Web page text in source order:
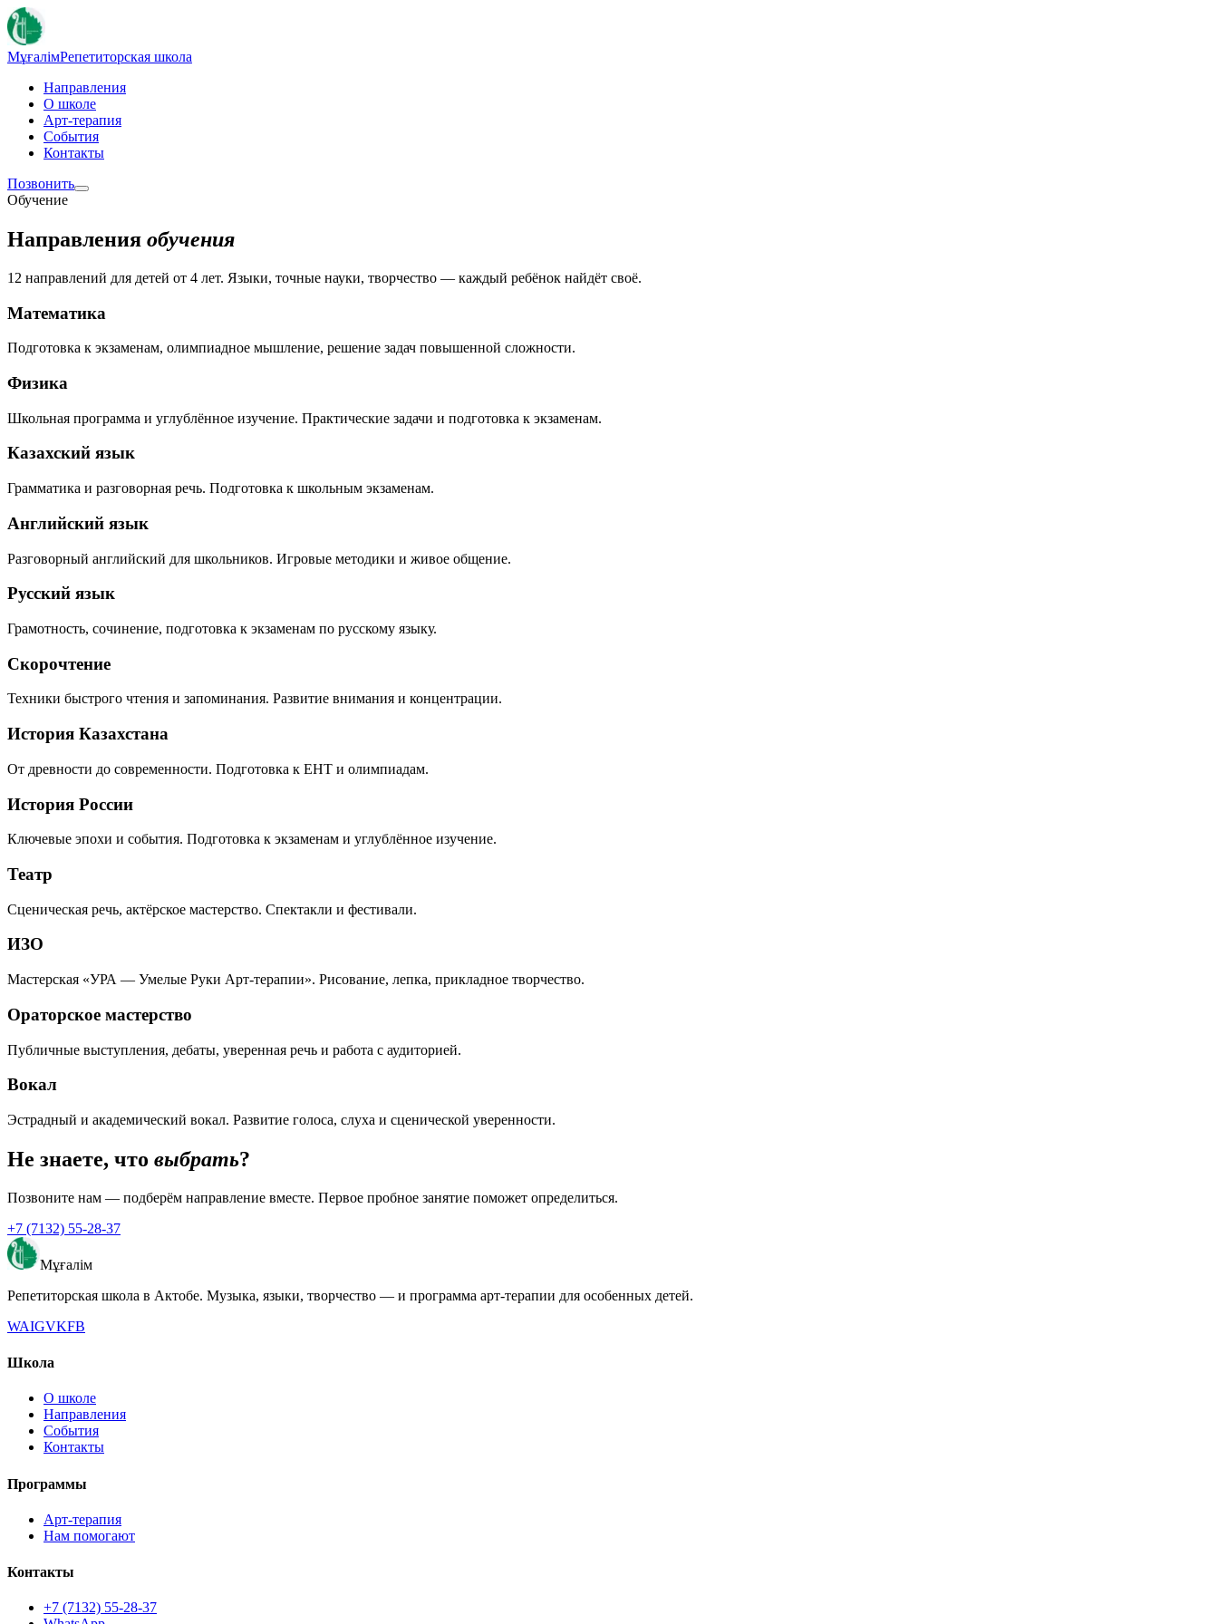
МұғалімРепетиторская школа
Направления
О школе
Арт-терапия
События
Контакты
Позвонить
Обучение
Направления обучения
12 направлений для детей от 4 лет. Языки, точные науки, творчество — каждый ребёнок найдёт своё.
Математика
Подготовка к экзаменам, олимпиадное мышление, решение задач повышенной сложности.
Физика
Школьная программа и углублённое изучение. Практические задачи и подготовка к экзаменам.
Казахский язык
Грамматика и разговорная речь. Подготовка к школьным экзаменам.
Английский язык
Разговорный английский для школьников. Игровые методики и живое общение.
Русский язык
Грамотность, сочинение, подготовка к экзаменам по русскому языку.
Скорочтение
Техники быстрого чтения и запоминания. Развитие внимания и концентрации.
История Казахстана
От древности до современности. Подготовка к ЕНТ и олимпиадам.
История России
Ключевые эпохи и события. Подготовка к экзаменам и углублённое изучение.
Театр
Сценическая речь, актёрское мастерство. Спектакли и фестивали.
ИЗО
Мастерская «УРА — Умелые Руки Арт-терапии». Рисование, лепка, прикладное творчество.
Ораторское мастерство
Публичные выступления, дебаты, уверенная речь и работа с аудиторией.
Вокал
Эстрадный и академический вокал. Развитие голоса, слуха и сценической уверенности.
Не знаете, что выбрать?
Позвоните нам — подберём направление вместе. Первое пробное занятие поможет определиться.
+7 (7132) 55-28-37
Мұғалім
Репетиторская школа в Актобе. Музыка, языки, творчество — и программа арт-терапии для особенных детей.
WAIGVKFB
Школа
О школе
Направления
События
Контакты
Программы
Арт-терапия
Нам помогают
Контакты
+7 (7132) 55-28-37